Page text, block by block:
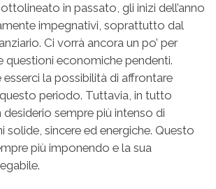
in passato, gli inizi dell’anno
impegnativi, soprattutto dal
Ci vorrà ancora un po’ per
questioni economiche pendenti.
la possibilità di affrontare
periodo. Tuttavia, in tutto
sempre più intenso di
solide, sincere ed energiche. Questo
più imponendo e la sua